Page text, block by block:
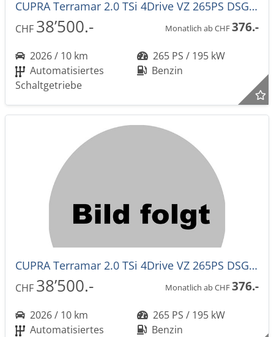
CUPRA Terramar 2.0 TSi 4Drive VZ 265PS DSG-Aut. -44%!
CHF 38’500.- Monatlich ab CHF376.-
2026 / 10 km
265 PS / 195 kW
Automatisiertes
Schaltgetriebe
Benzin
CUPRA Terramar 2.0 TSi 4Drive VZ 265PS DSG-Aut. -44%!
CHF 38’500.- Monatlich ab CHF376.-
2026 / 10 km
265 PS / 195 kW
Automatisiertes
Benzin